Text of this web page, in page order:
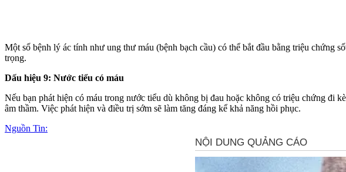
Một số bệnh lý ác tính như ung thư máu (bệnh bạch cầu) có thể bắt đầu bằng triệu chứng
trọng.
Dấu hiệu 9: Nước tiểu có máu
Nếu bạn phát hiện có máu trong nước tiểu dù không bị đau hoặc không có triệu chứng đi
âm thầm. Việc phát hiện và điều trị sớm sẽ làm tăng đáng kể khả năng hồi phục.
Nguồn Tin: